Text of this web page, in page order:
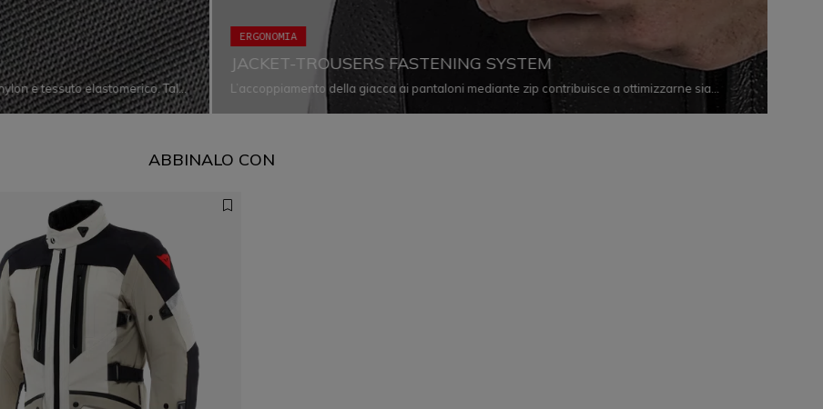
e tessuto elastomerico. Tale
strappo, oltre a renderlo
alla sua forma originale,
ERGONOMIA
JACKET-TROUSERS FASTENING SYSTEM
L’accoppiamento della giacca ai pantaloni mediante zip contribuisce a ottimizzarne sia
l’ergonomia che il comfort, impedendo le infiltrazioni d’aria e assicurando la corretta
vestibilità di entrambi i capi in ogni situazione.
ABBINALO CON